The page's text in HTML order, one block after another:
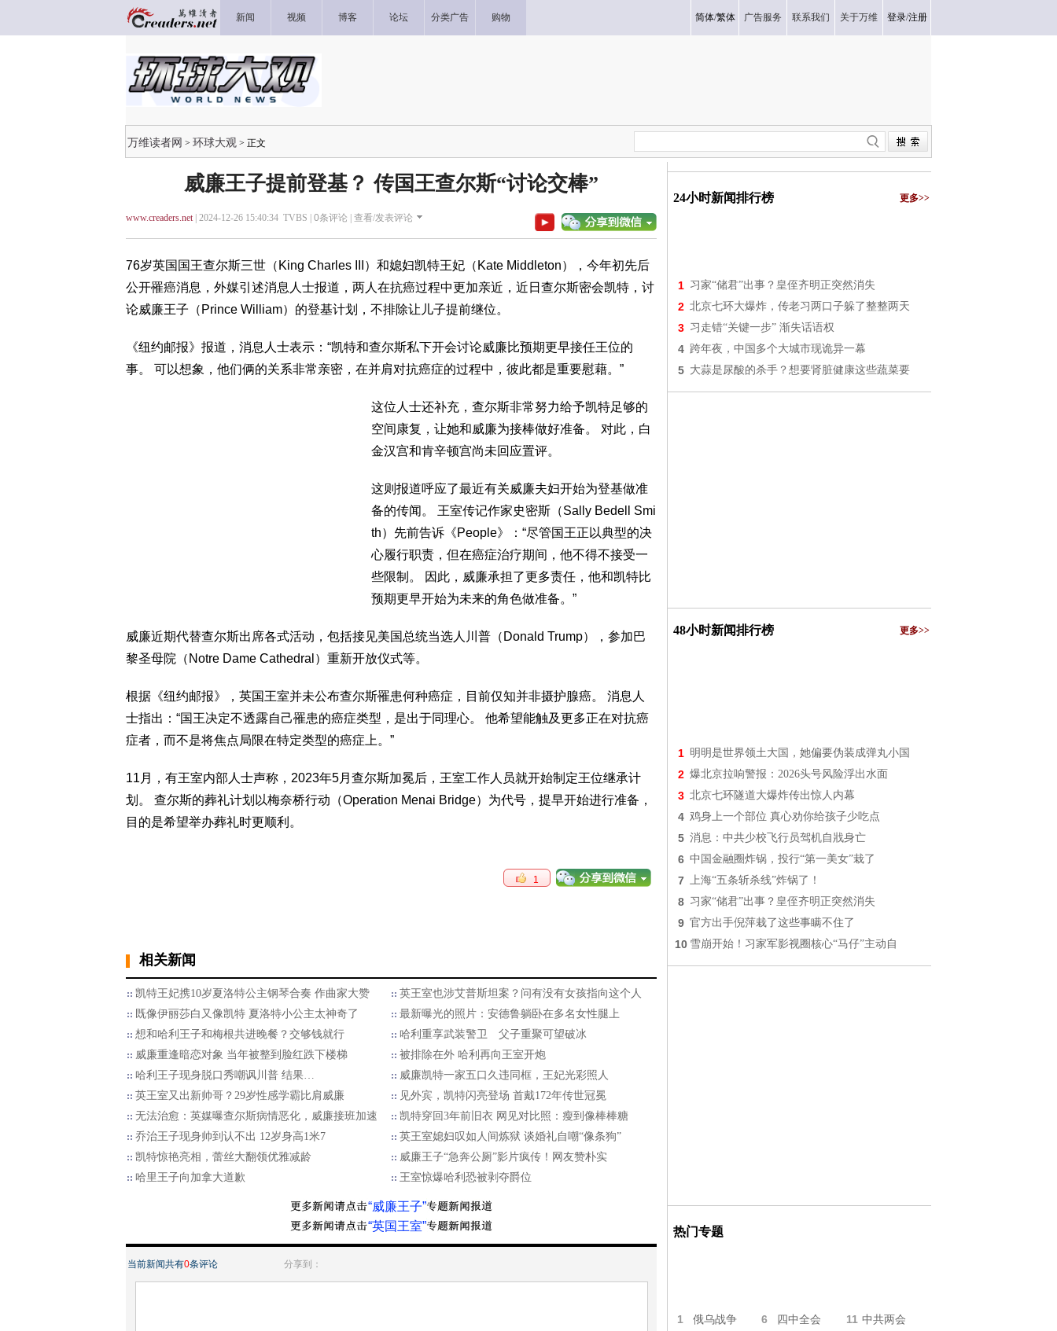
新闻 视频 博客 论坛 分类广告 购物 简体/繁体 广告服务 联系我们 关于万维 登录/注册
万维读者网 > 环球大观 > 正文
威廉王子提前登基？ 传国王查尔斯“讨论交棒”
www.creaders.net| 2024-12-26 15:40:34 TVBS | 0条评论 | 查看/发表评论
76岁英国国王查尔斯三世（King Charles III）和媳妇凯特王妃（Kate Middleton），今年初先后
公开罹癌消息，外媒引述消息人士报道，两人在抗癌过程中更加亲近，近日查尔斯密会凯特，讨
论威廉王子（Prince William）的登基计划，不排除让儿子提前继位。
《纽约邮报》报道，消息人士表示：“凯特和查尔斯私下开会讨论威廉比预期更早接任王位的
事。 可以想象，他们俩的关系非常亲密，在并肩对抗癌症的过程中，彼此都是重要慰藉。”
这位人士还补充，查尔斯非常努力给予凯特足够的
空间康复，让她和威廉为接棒做好准备。 对此，白
金汉宫和肯辛顿宫尚未回应置评。
这则报道呼应了最近有关威廉夫妇开始为登基做准
备的传闻。 王室传记作家史密斯（Sally Bedell Smi
th）先前告诉《People》：“尽管国王正以典型的决
心履行职责，但在癌症治疗期间，他不得不接受一
些限制。 因此，威廉承担了更多责任，他和凯特比
预期更早开始为未来的角色做准备。”
威廉近期代替查尔斯出席各式活动，包括接见美国总统当选人川普（Donald Trump），参加巴
黎圣母院（Notre Dame Cathedral）重新开放仪式等。
根据《纽约邮报》，英国王室并未公布查尔斯罹患何种癌症，目前仅知并非摄护腺癌。 消息人
士指出：“国王决定不透露自己罹患的癌症类型，是出于同理心。 他希望能触及更多正在对抗癌
症者，而不是将焦点局限在特定类型的癌症上。”
11月，有王室内部人士声称，2023年5月查尔斯加冕后，王室工作人员就开始制定王位继承计
划。 查尔斯的葬礼计划以梅奈桥行动（Operation Menai Bridge）为代号，提早开始进行准备，
目的是希望举办葬礼时更顺利。
1
相关新闻
凯特王妃携10岁夏洛特公主钢琴合奏 作曲家大赞
英王室也涉艾普斯坦案？问有没有女孩指向这个人
既像伊丽莎白又像凯特 夏洛特小公主太神奇了
最新曝光的照片：安德鲁躺卧在多名女性腿上
想和哈利王子和梅根共进晚餐？交够钱就行
哈利重享武装警卫 父子重聚可望破冰
威廉重逢暗恋对象 当年被整到脸红跌下楼梯
被排除在外 哈利再向王室开炮
哈利王子现身脱口秀嘲讽川普 结果…
威廉凯特一家五口久违同框，王妃光彩照人
英王室又出新帅哥？29岁性感学霸比肩威廉
见外宾，凯特闪亮登场 首戴172年传世冠冕
无法治愈：英媒曝查尔斯病情恶化，威廉接班加速
凯特穿回3年前旧衣 网见对比照：瘦到像棒棒糖
乔治王子现身帅到认不出 12岁身高1米7
英王室媳妇叹如人间炼狱 谈婚礼自嘲“像条狗”
凯特惊艳亮相，蕾丝大翻领优雅减龄
威廉王子“急奔公厕”影片疯传！网友赞朴实
哈里王子向加拿大道歉
王室惊爆哈利恐被剥夺爵位
“威廉王子”
“英国王室”
当前新闻共有0条评论 分享到：
24小时新闻排行榜 更多>>
1 习家“储君”出事？皇侄齐明正突然消失
2 北京七环大爆炸，传老习两口子躲了整整两天
3 习走错“关键一步” 渐失话语权
4 跨年夜，中国多个大城市现诡异一幕
5 大蒜是尿酸的杀手？想要肾脏健康这些蔬菜要
48小时新闻排行榜 更多>>
1 明明是世界领土大国，她偏要伪装成弹丸小国
2 爆北京拉响警报：2026头号风险浮出水面
3 北京七环隧道大爆炸传出惊人内幕
4 鸡身上一个部位 真心劝你给孩子少吃点
5 消息：中共少校飞行员驾机自戕身亡
6 中国金融圈炸锅，投行“第一美女”栽了
7 上海“五条斩杀线”炸锅了！
8 习家“储君”出事？皇侄齐明正突然消失
9 官方出手倪萍栽了这些事瞒不住了
10 雪崩开始！习家军影视圈核心“马仔”主动自
热门专题
1 俄乌战争 6 四中全会 11 中共两会